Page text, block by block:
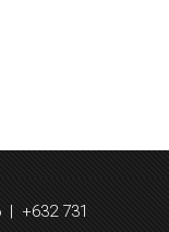
| +632 731